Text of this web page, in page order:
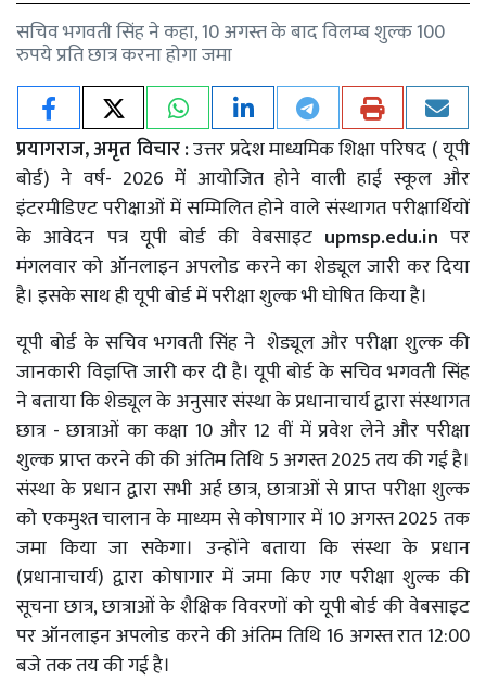
सचिव भगवती सिंह ने कहा, 10 अगस्त के बाद विलम्ब शुल्क 100
रुपये प्रति छात्र करना होगा जमा
प्रयागराज, अमृत विचार :उत्तर प्रदेश माध्यमिक शिक्षा परिषद ( यूपी
बोर्ड) ने वर्ष- 2026 में आयोजित होने वाली हाई स्कूल और
इंटरमीडिएट परीक्षाओं में सम्मिलित होने वाले संस्थागत परीक्षार्थियों
के आवेदन पत्र यूपी बोर्ड की वेबसाइट upmsp.edu.in पर
मंगलवार को ऑनलाइन अपलोड करने का शेड्यूल जारी कर दिया
है। इसके साथ ही यूपी बोर्ड में परीक्षा शुल्क भी घोषित किया है।
यूपी बोर्ड के सचिव भगवती सिंह ने शेड्यूल और परीक्षा शुल्क की
जानकारी विज्ञप्ति जारी कर दी है। यूपी बोर्ड के सचिव भगवती सिंह
ने बताया कि शेड्यूल के अनुसार संस्था के प्रधानाचार्य द्वारा संस्थागत
छात्र - छात्राओं का कक्षा 10 और 12 वीं में प्रवेश लेने और परीक्षा
शुल्क प्राप्त करने की की अंतिम तिथि 5 अगस्त 2025 तय की गई है।
संस्था के प्रधान द्वारा सभी अर्ह छात्र, छात्राओं से प्राप्त परीक्षा शुल्क
को एकमुश्त चालान के माध्यम से कोषागार में 10 अगस्त 2025 तक
जमा किया जा सकेगा। उन्होंने बताया कि संस्था के प्रधान
(प्रधानाचार्य) द्वारा कोषागार में जमा किए गए परीक्षा शुल्क की
सूचना छात्र, छात्राओं के शैक्षिक विवरणों को यूपी बोर्ड की वेबसाइट
पर ऑनलाइन अपलोड करने की अंतिम तिथि 16 अगस्त रात 12:00
बजे तक तय की गई है।